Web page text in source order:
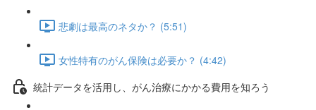
悲劇は最高のネタか？ (5:51)
女性特有のがん保険は必要か？ (4:42)
統計データを活用し、がん治療にかかる費用を知ろう